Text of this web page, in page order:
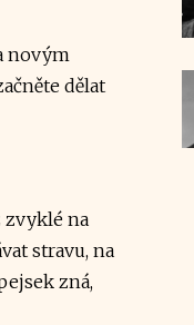
novým
dělat
zvyklé na
stravu, na
zná,